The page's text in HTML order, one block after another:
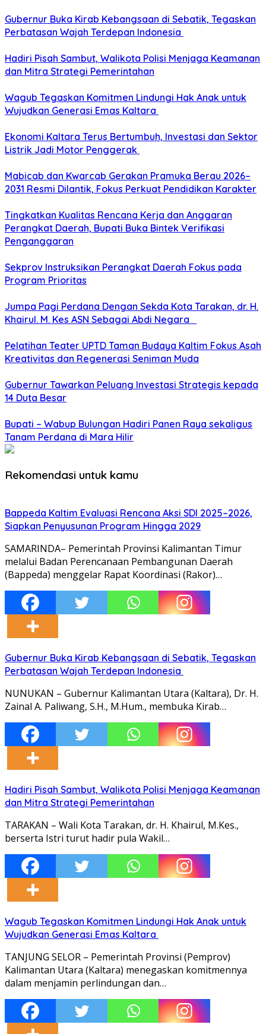
Gubernur Buka Kirab Kebangsaan di Sebatik, Tegaskan
Perbatasan Wajah Terdepan Indonesia
Hadiri Pisah Sambut, Walikota Polisi Menjaga Keamanan
dan Mitra Strategi Pemerintahan
Wagub Tegaskan Komitmen Lindungi Hak Anak untuk
Wujudkan Generasi Emas Kaltara
Ekonomi Kaltara Terus Bertumbuh, Investasi dan Sektor
Listrik Jadi Motor Penggerak
Mabicab dan Kwarcab Gerakan Pramuka Berau 2026–
2031 Resmi Dilantik, Fokus Perkuat Pendidikan Karakter
Tingkatkan Kualitas Rencana Kerja dan Anggaran
Perangkat Daerah, Bupati Buka Bintek Verifikasi
Penganggaran
Sekprov Instruksikan Perangkat Daerah Fokus pada
Program Prioritas
Jumpa Pagi Perdana Dengan Sekda Kota Tarakan, dr. H.
Khairul. M. Kes ASN Sebagai Abdi Negara
Pelatihan Teater UPTD Taman Budaya Kaltim Fokus Asah
Kreativitas dan Regenerasi Seniman Muda
Gubernur Tawarkan Peluang Investasi Strategis kepada
14 Duta Besar
Bupati – Wabup Bulungan Hadiri Panen Raya sekaligus
Tanam Perdana di Mara Hilir
Rekomendasi untuk kamu
Bappeda Kaltim Evaluasi Rencana Aksi SDI 2025–2026,
Siapkan Penyusunan Program Hingga 2029
SAMARINDA– Pemerintah Provinsi Kalimantan Timur
melalui Badan Perencanaan Pembangunan Daerah
(Bappeda) menggelar Rapat Koordinasi (Rakor)…
Gubernur Buka Kirab Kebangsaan di Sebatik, Tegaskan
Perbatasan Wajah Terdepan Indonesia
NUNUKAN – Gubernur Kalimantan Utara (Kaltara), Dr. H.
Zainal A. Paliwang, S.H., M.Hum., membuka Kirab…
Hadiri Pisah Sambut, Walikota Polisi Menjaga Keamanan
dan Mitra Strategi Pemerintahan
TARAKAN – Wali Kota Tarakan, dr. H. Khairul, M.Kes.,
berserta Istri turut hadir pula Wakil…
Wagub Tegaskan Komitmen Lindungi Hak Anak untuk
Wujudkan Generasi Emas Kaltara
TANJUNG SELOR – Pemerintah Provinsi (Pemprov)
Kalimantan Utara (Kaltara) menegaskan komitmennya
dalam menjamin perlindungan dan…